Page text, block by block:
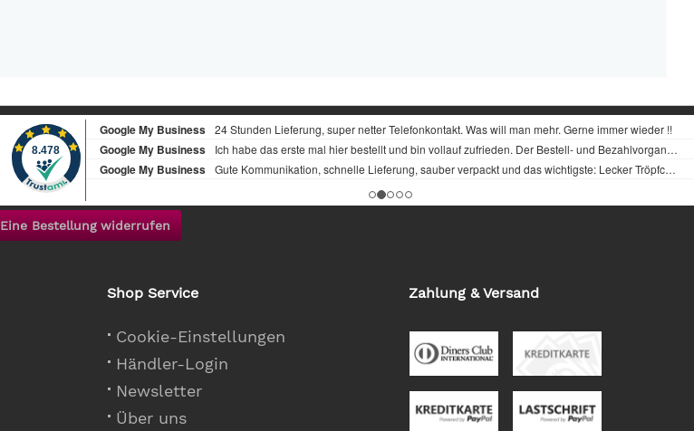
Eine Bestellung widerrufen
Shop Service
Cookie-Einstellungen
Händler-Login
Newsletter
Über uns
Zahlung & Versand